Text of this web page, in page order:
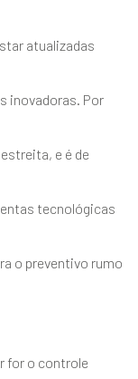
atualizadas
inovadoras. Por
e é de
tecnológicas
o preventivo rumo
for o controle